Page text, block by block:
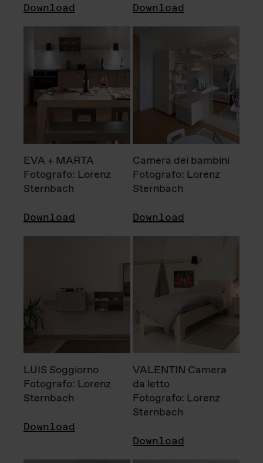
Download Download
EVA + MARTA
Fotografo: Lorenz
Sternbach
Download
Camera dei bambini
Fotografo: Lorenz
Sternbach
Download
LUIS Soggiorno
Fotografo: Lorenz
Sternbach
Download
VALENTIN Camera
da letto
Fotografo: Lorenz
Sternbach
Download